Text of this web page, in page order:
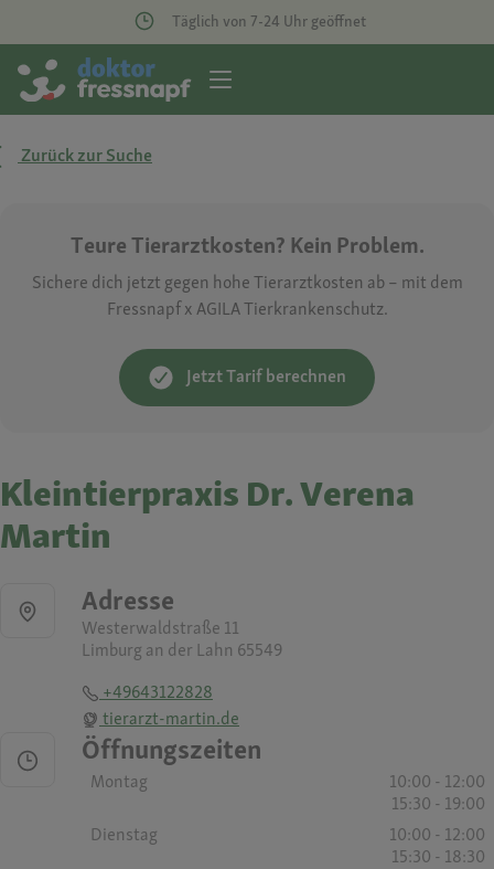
Täglich von 7-24 Uhr geöffnet
Zurück zur Suche
Teure Tierarztkosten? Kein Problem.
Sichere dich jetzt gegen hohe Tierarztkosten ab – mit dem
Fressnapf x AGILA Tierkrankenschutz.
Jetzt Tarif berechnen
Kleintierpraxis Dr. Verena
Martin
Adresse
Westerwaldstraße 11
Limburg an der Lahn 65549
+49643122828
tierarzt-martin.de
Öffnungszeiten
Montag
10:00 - 12:00
15:30 - 19:00
Dienstag
10:00 - 12:00
15:30 - 18:30